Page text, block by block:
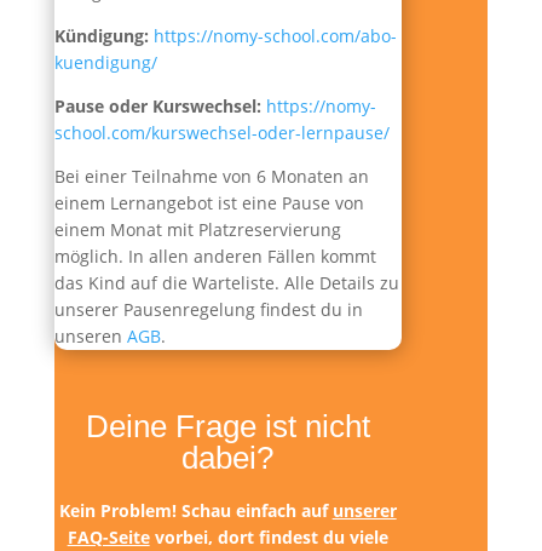
Kündigung: https://nomy-school.com/abo-
kuendigung/
Pause oder Kurswechsel: https://nomy-
school.com/kurswechsel-oder-lernpause/
Bei einer Teilnahme von 6 Monaten an
einem Lernangebot ist eine Pause von
einem Monat mit Platzreservierung
möglich. In allen anderen Fällen kommt
das Kind auf die Warteliste. Alle Details zu
unserer Pausenregelung findest du in
unseren AGB.
Deine Frage ist nicht
dabei?
Kein Problem! Schau einfach auf unserer
FAQ-Seitevorbei, dort findest du viele